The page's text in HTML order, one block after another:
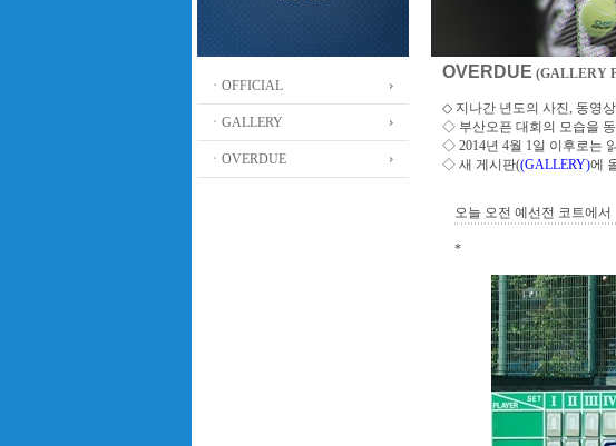
ㆍOFFICIAL
ㆍGALLERY
ㆍOVERDUE
OVERDUE (GALLERY
◇ 지나간 년도의 사진, 동영
◇ 부산오픈 대회의 모습을
◇ 2014년 4월 1일 이후로는
◇ 새 게시판((GALLERY)에
오늘 오전 예선전 코트에서
*